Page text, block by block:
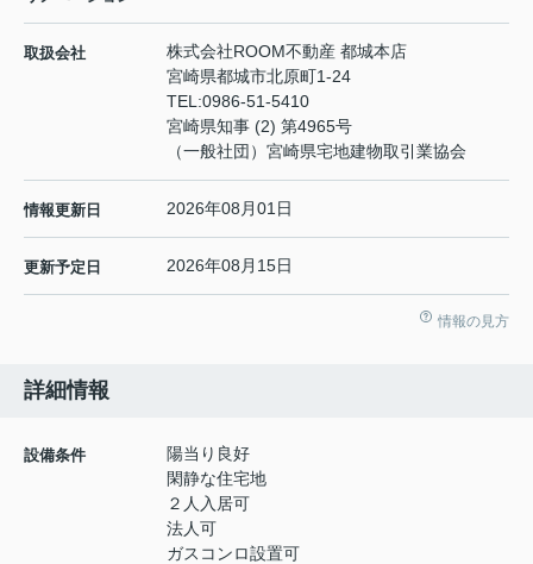
取扱会社
株式会社ROOM不動産 都城本店
宮崎県都城市北原町1-24
TEL:0986-51-5410
宮崎県知事 (2) 第4965号
（一般社団）宮崎県宅地建物取引業協会
情報更新日 2026年08月01日
更新予定日 2026年08月15日
情報の見方
詳細情報
設備条件
陽当り良好
閑静な住宅地
２人入居可
法人可
ガスコンロ設置可